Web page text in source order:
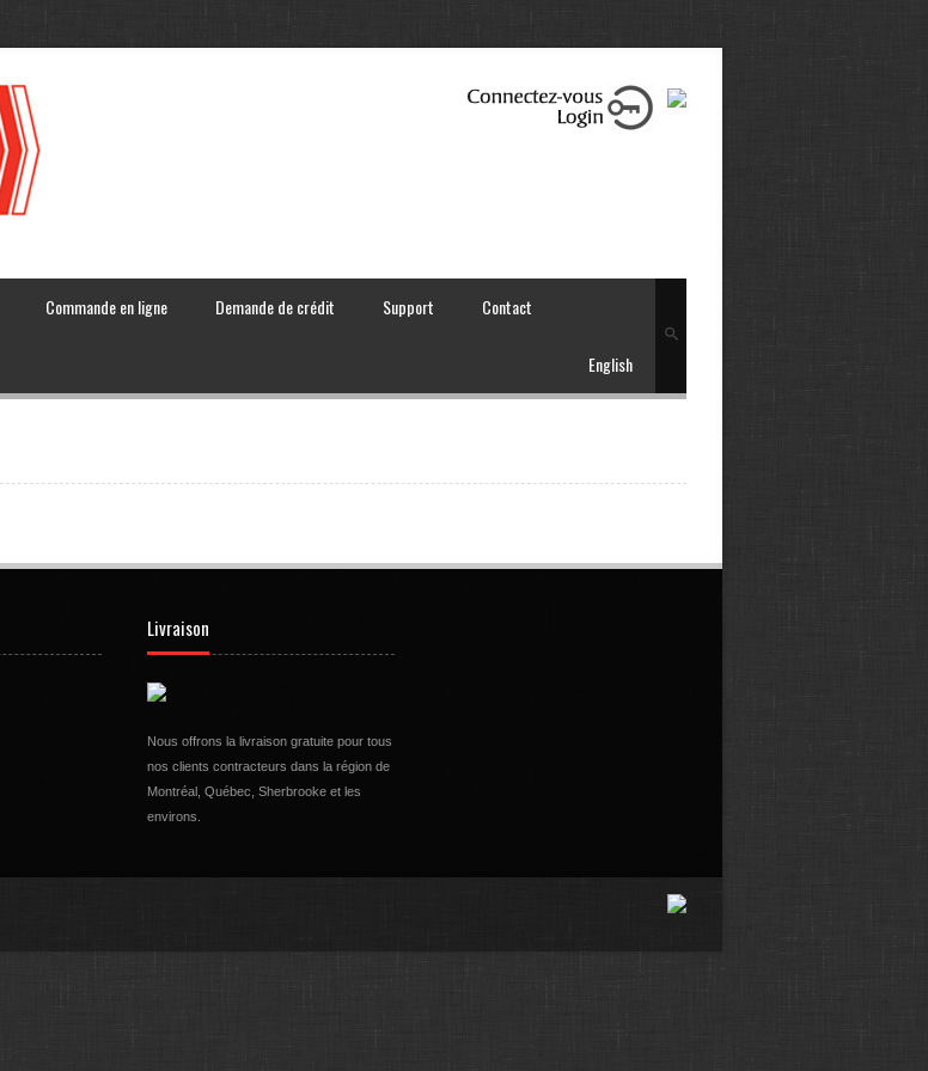
Commande en ligne Demande de crédit Support Contact
English
Livraison
Nous offrons la livraison gratuite pour tous
nos clients contracteurs dans la région de
Montréal, Québec, Sherbrooke et les
environs.